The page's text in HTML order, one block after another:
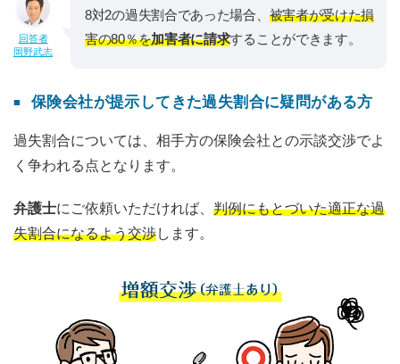
回答者
岡野武志
8対2の過失割合であった場合、 被害者が受けた損
害の80％を加害者に請求することができます。
保険会社が提示してきた過失割合に疑問がある方
過失割合については、相手方の保険会社との示談交渉でよ
く争われる点となります。
弁護士にご依頼いただければ、 判例にもとづいた適正な過
失割合になるよう交渉します。